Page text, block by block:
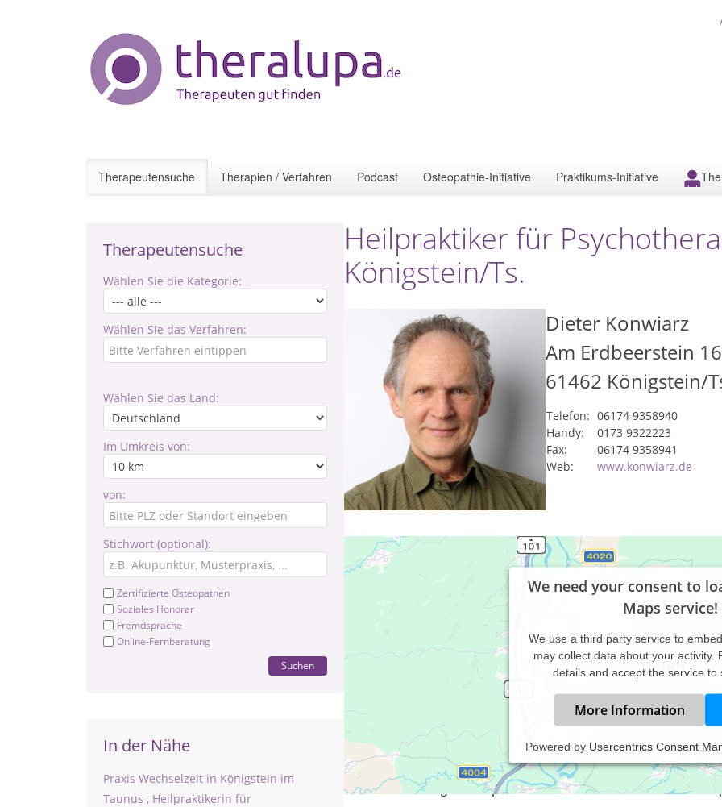
Therapeutensuche Therapien / Verfahren Podcast Osteopathie-Initiative Praktikums-Initiative
Therapeutensuche
Wählen Sie die Kategorie:
Wählen Sie das Verfahren:
Wählen Sie das Land:
Im Umkreis von:
von:
Stichwort (optional):
Zertifizierte Osteopathen
Soziales Honorar
Fremdsprache
Online-Fernberatung
Suchen
In der Nähe
Praxis Wechselzeit in Königstein im
Taunus , Heilpraktikerin für
Heilpraktiker für
Königstein/Ts.
Dieter Konwiarz
Am Erdbeerstein 16
61462 Königstein/
Telefon: 06174 9358940
Handy:
0173 9322223
Fax:
06174 9358941
Web:
www.konwiarz.de
We need your consent to
Maps service!
We use a third party service to
may collect data about your activity.
details and accept the service to
More Information
Powered by Usercentrics Consent
Ich arbeite sowohl mit Identitätsorientierter Psychotraumatherapie
körperorientiert mit Somatic Experiencing (SE)® und Integral
Meine Behandlungsschwerpunkte sind Identitäts- und